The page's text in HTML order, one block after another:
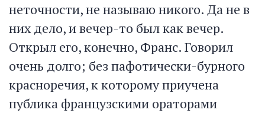
неточности, не называю никого. Да не в
них дело, и вечер-то был как вечер.
Открыл его, конечно, Франс. Говорил
очень долго; без пафотически-бурного
красноречия, к которому приучена
публика французскими ораторами